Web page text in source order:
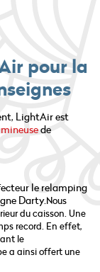
pour la
LightAir est
de
le relamping
Darty.Nous
du caisson. Une
record. En effet,
le
a ainsi offert une